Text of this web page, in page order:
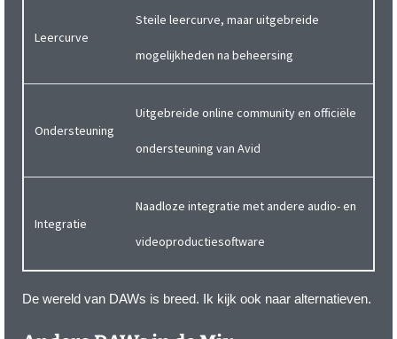
Leercurve
Steile leercurve, maar uitgebreide
mogelijkheden na beheersing
Ondersteuning
Uitgebreide online community en officiële
ondersteuning van Avid
Integratie
Naadloze integratie met andere audio- en
videoproductiesoftware
De wereld van DAWs is breed. Ik kijk ook naar alternatieven.